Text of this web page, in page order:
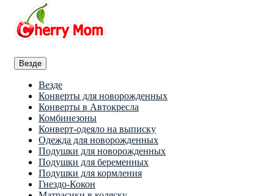
Везде
Везде
Конверты для новорожденных
Конверты в Автокресла
Комбинезоны
Конверт-одеяло на выписку
Одежда для новорожденных
Подушки для новорожденных
Подушки для беременных
Подушки для кормления
Гнездо-Кокон